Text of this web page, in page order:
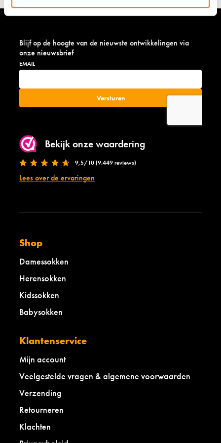
Blijf op de hoogte van de nieuwste ontwikkelingen via
onze nieuwsbrief
Bekijk onze waardering
9,5/10 (9.449 reviews)
Lees over de ervaringen
Shop
Damessokken
Herensokken
Kidssokken
Babysokken
Klantenservice
Mijn account
Veelgestelde vragen & algemene voorwaarden
Verzending
Retourneren
Klachten